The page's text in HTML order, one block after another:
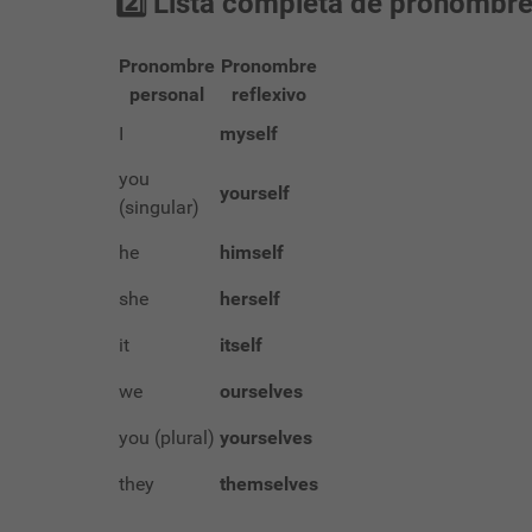
Pronombre
personal
Pronombre
reflexivo
I
myself
you
(singular)
yourself
he himself
she herself
it itself
we ourselves
you (plural) yourselves
they themselves